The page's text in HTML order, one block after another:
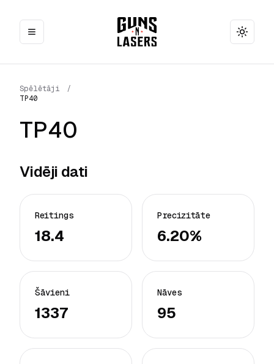
Toggle
Spēlētāji
/
TP40
TP40
Vidēji dati
Reitings
18.4
Precizitāte
6.20%
Šāvieni
1337
Nāves
95